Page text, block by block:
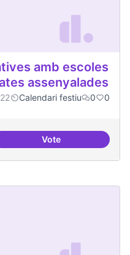
amb escoles
assenyalades
Calendari festiu 0 0
VoteDinàmiques